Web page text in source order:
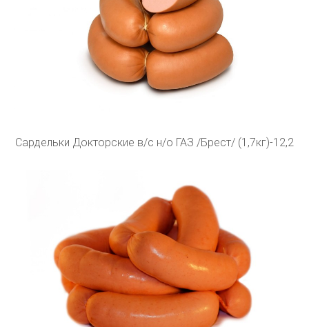
Сардельки Докторские в/с н/о ГАЗ /Брест/ (1,7кг)-12,2